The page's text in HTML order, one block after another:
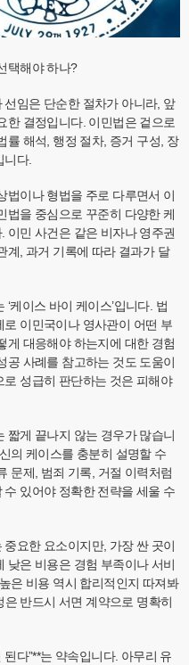
택해야 하나?
임은 단순한 절차가 아니라, 앞
한 결정입니다. 이민법은 겉으로
률 해석, 행정 절차, 증거 구성, 장
니다.
법이나 형법을 주로 다루면서 이
법을 중심으로 꾸준히 다양한 케
이민 사건은 같은 비자나 영주권
계, 과거 기록에 따라 결과가 달
케이스 바이 케이스’입니다. 법
이민국이나 영사관이 어떤 부
게 대응해야 하는지에 대한 경험
공 사례를 참고하는 것도 도움이
성급히 판단하는 것은 피해야
짧게 끝나지 않는 경우가 많습니
의 케이스를 충분히 설명할 수
문제, 범죄 기록, 거절 이력처럼
있어야 정확한 전략을 세울 수
요한 요소이지만, 가장 싼 곳이
낮은 비용은 경험 부족이나 서비
은 비용 역시 합리적인지 따져봐
반드시 서면 계약으로 명확히
다”**는 약속입니다. 아무리 유